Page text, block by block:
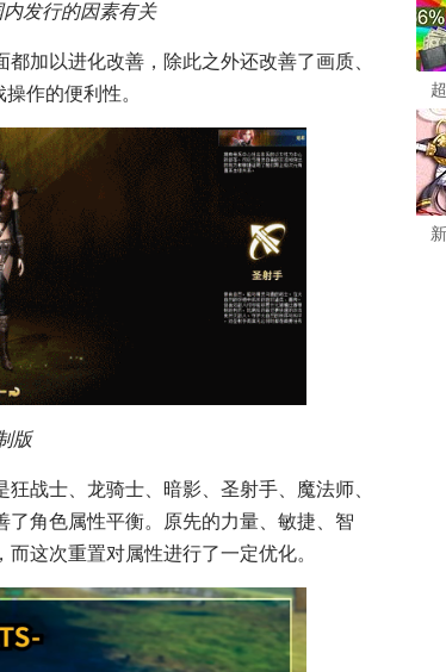
发行的因素有关
加以进化改善，除此之外还改善了画质、
作的便利性。
版
战士、龙骑士、暗影、圣射手、魔法师、
角色属性平衡。原先的力量、敏捷、智
这次重置对属性进行了一定优化。